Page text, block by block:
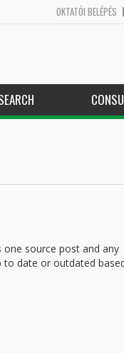
OKTATÓI BELÉPÉS
source post and any
to date or outdated